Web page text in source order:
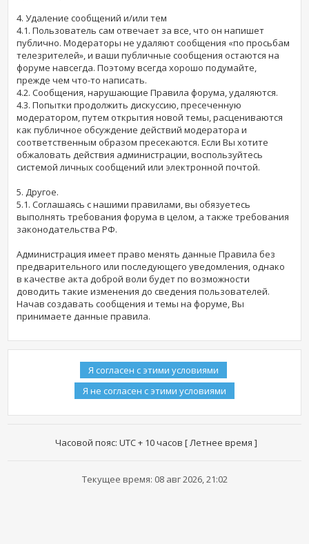
4. Удаление сообщений и/или тем
4.1. Пользователь сам отвечает за все, что он напишет
публично. Модераторы не удаляют сообщения «по просьбам
телезрителей», и ваши публичные сообщения остаются на
форуме навсегда. Поэтому всегда хорошо подумайте,
прежде чем что-то написать.
4.2. Сообщения, нарушающие Правила форума, удаляются.
4.3. Попытки продолжить дискуссию, пресеченную
модератором, путем открытия новой темы, расцениваются
как публичное обсуждение действий модератора и
соответственным образом пресекаются. Если Вы хотите
обжаловать действия администрации, воспользуйтесь
системой личных сообщений или электронной почтой.
5. Другое.
5.1. Соглашаясь с нашими правилами, вы обязуетесь
выполнять требования форума в целом, а также требования
законодательства РФ.
Администрация имеет право менять данные Правила без
предварительного или последующего уведомления, однако
в качестве акта доброй воли будет по возможности
доводить такие изменения до сведения пользователей.
Начав создавать сообщения и темы на форуме, Вы
принимаете данные правила.
Часовой пояс: UTC + 10 часов [ Летнее время ]
Текущее время: 08 авг 2026, 21:02